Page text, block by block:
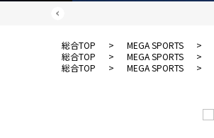
総合TOP > MEGA SPORTS >
総合TOP
> MEGA SPORTS >
総合TOP
> MEGA SPORTS >